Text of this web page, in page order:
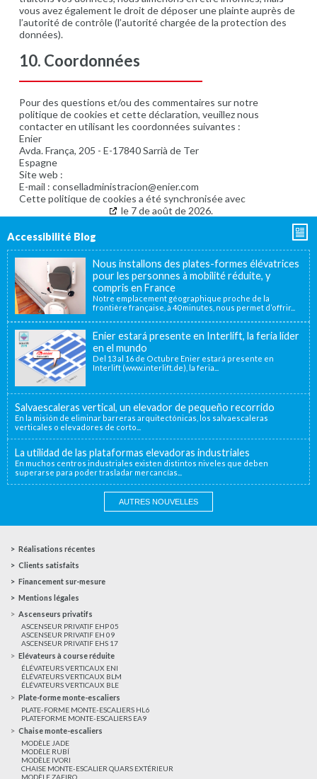
vous avez également le droit de déposer une plainte auprès de
l’autorité de contrôle (l’autorité chargée de la protection des
données).
10. Coordonnées
Pour des questions et/ou des commentaires sur notre
politique de cookies et cette déclaration, veuillez nous
contacter en utilisant les coordonnées suivantes :
Enier
Avda. França, 205 - E-17840 Sarrià de Ter
Espagne
Site web :
E-mail :conselladministracion@enier.com
Cette politique de cookies a été synchronisée avec
le 7 de août de 2026.
Accessibilité Blog
Nous installons des plates-formes élévatrices
pour les personnes à mobilité réduite, y
compris en France
Notre emplacement géographique proche de la
frontière française, à 40 minutes, nous permet d’offrir...
Enier estará presente en Interlift, la feria líder
en el mundo
Del 13 al 16 de Octubre Enier estará presente en
Interlift (www.interlift.de), la feria...
Salvaescaleras vertical, un elevador de pequeño recorrido
En la misión de eliminar barreras arquitectónicas, los salvaescaleras
verticales o elevadores de corto...
La utilidad de las plataformas elevadoras industriales
En muchos centros industriales existen distintos niveles que deben
superarse para poder trasladar mercancías...
AUTRES NOUVELLES
Réalisations récentes
Clients satisfaits
Financement sur-mesure
Mentions légales
Ascenseurs privatifs
ASCENSEUR PRIVATIF EHP 05
ASCENSEUR PRIVATIF EH 09
ASCENSEUR PRIVATIF EHS 17
Elévateurs à course réduite
ÉLÉVATEURS VERTICAUX ENI
ÉLÉVATEURS VERTICAUX BLM
ÉLÉVATEURS VERTICAUX BLE
Plate-forme monte-escaliers
PLATE-FORME MONTE-ESCALIERS HL6
PLATEFORME MONTE-ESCALIERS EA9
Chaise monte-escaliers
MODÈLE JADE
MODÈLE RUBÍ
MODÈLE IVORI
CHAISE MONTE-ESCALIER QUARS EXTÉRIEUR
MODÈLE ZAFIRO